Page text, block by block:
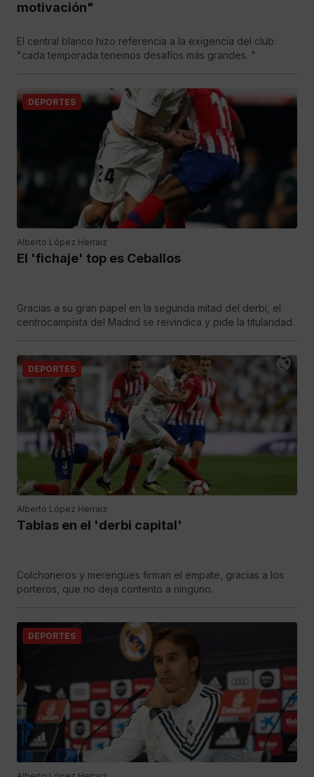
motivación"
El central blanco hizo referencia a la exigencia del club:
"cada temporada tenemos desafíos más grandes. "
DEPORTES
Alberto López Herraiz
El 'fichaje' top es Ceballos
Gracias a su gran papel en la segunda mitad del derbi, el
centrocampista del Madrid se reivindica y pide la titularidad.
DEPORTES
Alberto López Herraiz
Tablas en el 'derbi capital'
Colchoneros y merengues firman el empate, gracias a los
porteros, que no deja contento a ninguno.
DEPORTES